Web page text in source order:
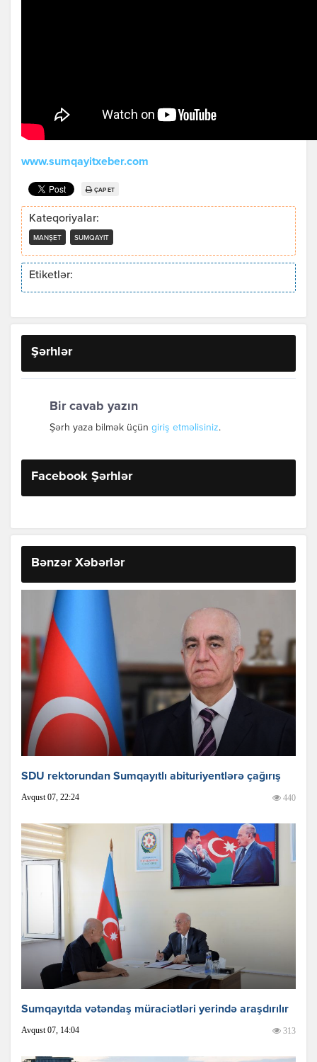
www.sumqayitxeber.com
ÇAP ET
Kateqoriyalar:
MANŞET SUMQAYIT
Etiketlər:
Şərhlər
Bir cavab yazın
Şərh yaza bilmək üçün giriş etməlisiniz.
Facebook Şərhlər
Bənzər Xəbərlər
SDU rektorundan Sumqayıtlı abituriyentlərə çağırış
Avqust 07, 22:24 440
Sumqayıtda vətəndaş müraciətləri yerində araşdırılır
Avqust 07, 14:04 313